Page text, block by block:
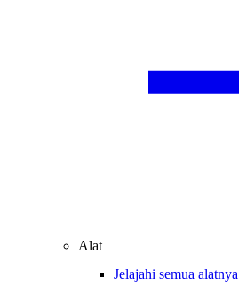
Alat
Jelajahi semua alatnya